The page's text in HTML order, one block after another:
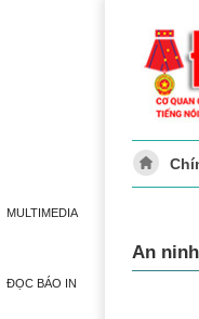
MULTIMEDIA
ĐỌC BÁO IN
An